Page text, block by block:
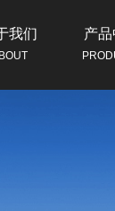
我们 产